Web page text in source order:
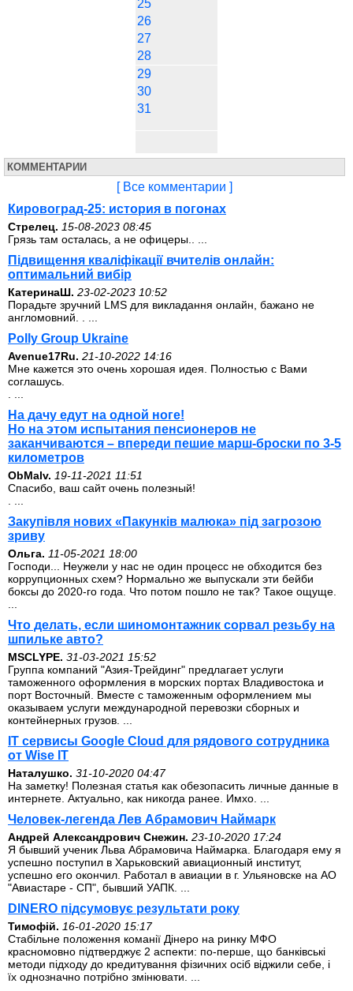
25
26
27
28
29
30
31
КОММЕНТАРИИ
[ Все комментарии ]
Кировоград-25: история в погонах
Стрелец. 15-08-2023 08:45
Грязь там осталась, а не офицеры.. ...
Підвищення кваліфікації вчителів онлайн:
оптимальний вибір
КатеринаШ. 23-02-2023 10:52
Порадьте зручний LMS для викладання онлайн, бажано не
англомовний. . ...
Polly Group Ukraine
Avenue17Ru. 21-10-2022 14:16
Мне кажется это очень хорошая идея. Полностью с Вами
соглашусь.
На дачу едут на одной ноге!
Но на этом испытания пенсионеров не
заканчиваются – впереди пешие марш-броски по 3-5
километров
ОbMalv. 19-11-2021 11:51
Спасибо, ваш сайт очень полезный!
Закупівля нових «Пакунків малюка» під загрозою
зриву
Ольга. 11-05-2021 18:00
Господи... Неужели у нас не один процесс не обходится без
коррупционных схем? Нормально же выпускали эти бейби
боксы до 2020-го года. Что потом пошло не так? Такое ощуще.
Что делать, если шиномонтажник сорвал резьбу на
шпильке авто?
MSCLYPE. 31-03-2021 15:52
Группа компаний "Азия-Трейдинг" предлагает услуги
таможенного оформления в морских портах Владивостока и
порт Восточный. Вместе с таможенным оформлением мы
оказываем услуги международной перевозки сборных и
контейнерных грузов. ...
IT сервисы Google Cloud для рядового сотрудника
от Wise IT
Наталушко. 31-10-2020 04:47
На заметку! Полезная статья как обезопасить личные данные в
интернете. Актуально, как никогда ранее. Имхо. ...
Человек-легенда Лев Абрамович Наймарк
Андрей Александрович Снежин. 23-10-2020 17:24
Я бывший ученик Льва Абрамовича Наймарка. Благодаря ему я
успешно поступил в Харьковский авиационный институт,
успешно его окончил. Работал в авиации в г. Ульяновске на АО
"Авиастаре - СП", бывший УАПК. ...
DINERO підсумовує результати року
Тимофій. 16-01-2020 15:17
Стабільне положення команії Дінеро на ринку МФО
красномовно підтверджує 2 аспекти: по-перше, що банківські
методи підходу до кредитування фізичних осіб віджили себе, і
їх однозначно потрібно змінювати. ...